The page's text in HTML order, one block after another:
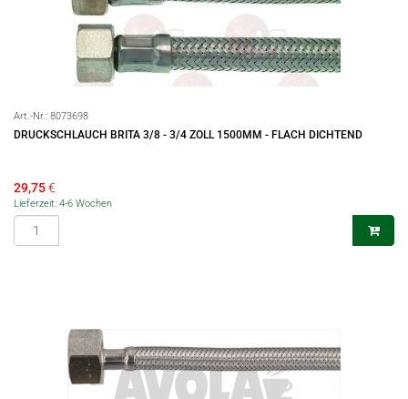
Art.-Nr.: 8073698
DRUCKSCHLAUCH BRITA 3/8 - 3/4 ZOLL 1500MM - FLACH DICHTEND
29,75€
Lieferzeit: 4-6 Wochen